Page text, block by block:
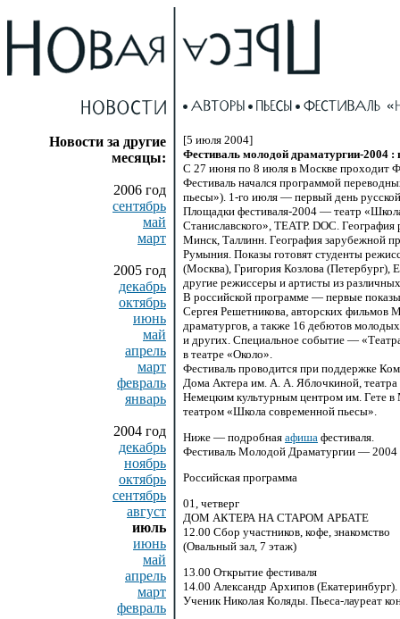
Новости за другие
месяцы:
2006 год
сентябрь
май
март
2005 год
декабрь
октябрь
июнь
май
апрель
март
февраль
январь
2004 год
декабрь
ноябрь
октябрь
сентябрь
август
июль
июнь
май
апрель
март
февраль
[5 июля 2004]
Фестиваль молодой драматургии-2004 :
С 27 июня по 8 июля в Москве проходит
Фестиваль начался программой
пьесы»). 1-го июля — первый день
Площадки фестиваля-2004 — театр
Станиславского», ТЕАТР. DOC.
Минск, Таллинн. География зарубежной
Румыния. Показы готовят студенты
(Москва), Григория Козлова
другие режиссеры и артисты из
В российской программе — первые
Сергея Решетникова, авторских фильмов
драматургов, а также 16 дебютов молодых
и других. Специальное событие —
в театре «Около».
Фестиваль проводится при поддержке
Дома Актера им. А. А. Яблочкиной,
Немецким культурным центром им. Гете
театром «Школа современной пьесы».
Ниже — подробная афиша фестиваля.
Фестиваль Молодой Драматургии — 2004
Российская программа
01, четверг
ДОМ АКТЕРА НА СТАРОМ АРБАТЕ
12.00 Сбор участников, кофе, знакомство
(Овальный зал, 7 этаж)
13.00 Открытие фестиваля
14.00 Александр Архипов
Ученик Николая Коляды. Пьеса-лауреат